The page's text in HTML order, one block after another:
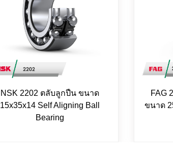
NSK 2202 ตลับลูกปืน ขนาด
15x35x14 Self Aligning Ball
Bearing
FAG
ขนาด